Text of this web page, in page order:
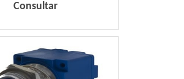
Consultar